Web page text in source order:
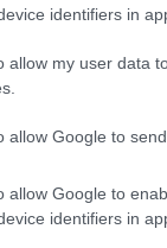
identifiers in
allow my user data
allow Google to
allow Google to
identifiers in